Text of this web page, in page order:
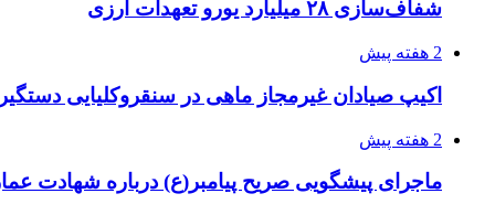
شفاف‌سازی ۲۸ میلیارد یورو تعهدات ارزی
2 هفته پیش
اکیپ صیادان غیرمجاز ماهی در سنقروکلیایی
2 هفته پیش
ماجرای پیشگویی صریح پیامبر(ع) درباره شهادت